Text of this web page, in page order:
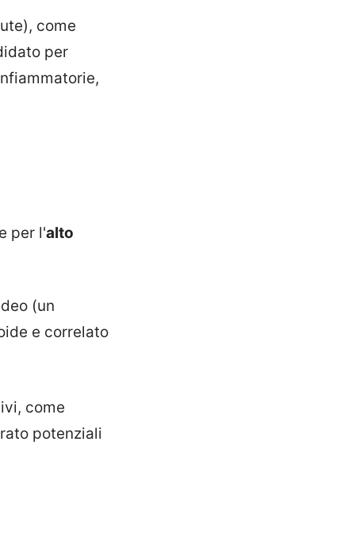
come
per
per l'alto
(un
e correlato
come
potenziali